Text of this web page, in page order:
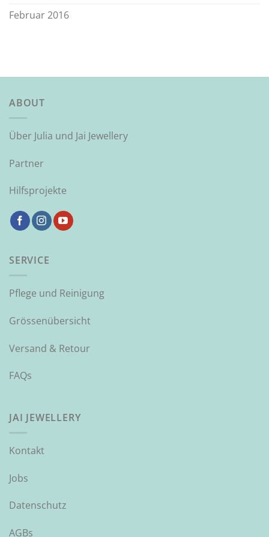
Februar 2016
ABOUT
Über Julia und Jai Jewellery
Partner
Hilfsprojekte
SERVICE
Pflege und Reinigung
Grössenübersicht
Versand & Retour
FAQs
JAI JEWELLERY
Kontakt
Jobs
Datenschutz
AGBs